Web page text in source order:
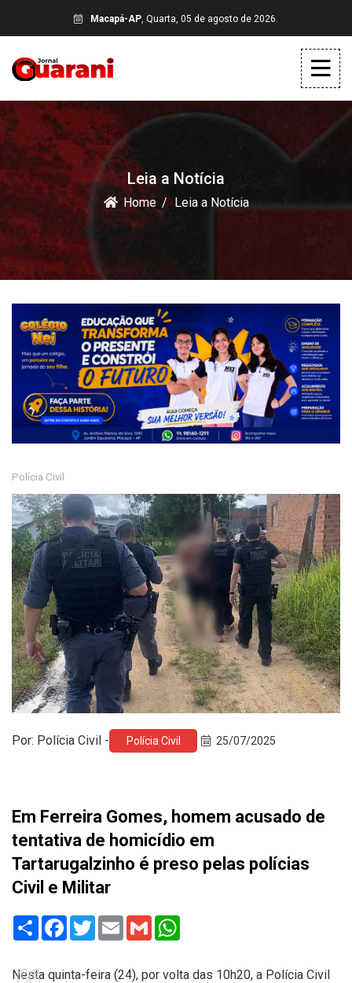
Macapá-AP, Quarta, 05 de agosto de 2026.
Leia a Notícia
Home Leia a Notícia
Polícia Civil
Por: Polícia Civil - Polícia Civil 25/07/2025
Em Ferreira Gomes, homem acusado de
tentativa de homicídio em
Tartarugalzinho é preso pelas polícias
Civil e Militar
Share Facebook
TwitterEmail Gmail
Nesta quinta-feira (24), por volta das 10h20, a Polícia Civil